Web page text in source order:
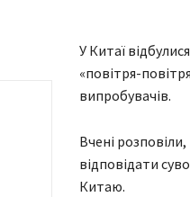
У Китаї
«повітря-
випробувачів.
Вчені
відповідати
Китаю.